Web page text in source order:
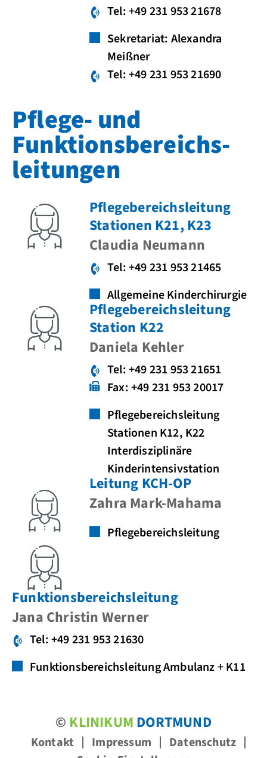
Tel: +49 231 953 21678
Sekretariat: Alexandra
Meißner
Tel: +49 231 953 21690
Pflege- und
Funktions­bereichs­
leitungen
Pflegebereichsleitung
Stationen K21, K23
Claudia Neumann
Tel: +49 231 953 21465
Allgemeine Kinderchirurgie
Pflegebereichsleitung
Station K22
Daniela Kehler
Tel: +49 231 953 21651
Fax: +49 231 953 20017
Pflegebereichsleitung
Stationen K12, K22
Interdisziplinäre
Kinderintensivstation
Leitung KCH-OP
Zahra Mark-Mahama
Pflegebereichsleitung
Funktionsbereichsleitung
Jana Christin Werner
Tel: +49 231 953 21630
Funktionsbereichsleitung Ambulanz + K11
© KLINIKUM DORTMUND
Kontakt Impressum
Datenschutz